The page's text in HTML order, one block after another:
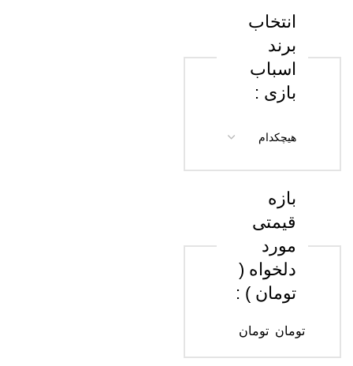
انتخاب
برند
اسباب
بازی :
بازه
قیمتی
مورد
دلخواه (
تومان ) :
تومان تومان